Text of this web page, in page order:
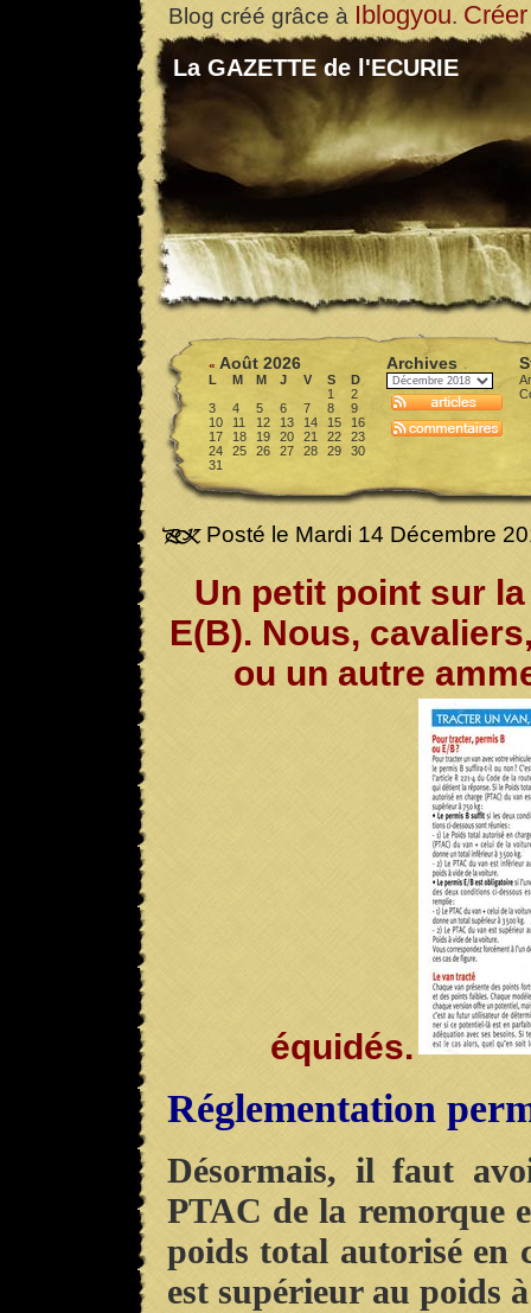
Blog créé grâce à Iblogyou.
La GAZETTE de l'ECURIE
« Août 2026
L M M J V S
D
1
2
3
4 5 6 7 8
9
10
11 12 13 14 15
16
17
18 19 20 21 22
23
24
25 26 27 28 29
30
31
Archives
Posté le Mardi 14 Décembre
Un petit point sur
E(B). Nous,
ou un autre
équidés.
Réglementation
Désormais, il faut
PTAC de la remorque
poids total autorisé en
est supérieur au poids